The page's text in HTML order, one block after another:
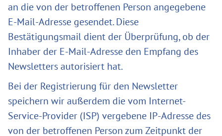
an die von der betroffenen Person angegebene
E-Mail-Adresse gesendet. Diese
Bestätigungsmail dient der Überprüfung, ob der
Inhaber der E-Mail-Adresse den Empfang des
Newsletters autorisiert hat.
Bei der Registrierung für den Newsletter
speichern wir außerdem die vom Internet-
Service-Provider (ISP) vergebene IP-Adresse des
von der betroffenen Person zum Zeitpunkt der